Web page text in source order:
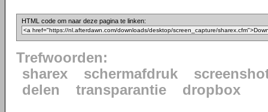
HTML code om naar deze pagina te linken:
Trefwoorden:
sharex
schermafdruk
delen
transparantie dropbox